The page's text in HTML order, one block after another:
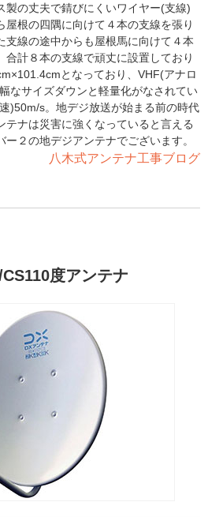
製の丈夫で錆びにくいワイヤー(支線)
屋根の四隅に向けて４本の支線を張り
支線の途中からも屋根馬に向けて４本
計８本の支線で頑丈に設置しており
となっており、VHF(アナロ
なサイズダウンと軽量化がなされてい
)50m/s。地デジ放送が始まる前の時代
テナは災害に強くなっていると言える
２の地デジアンテナでございます。
八木式アンテナ工事ブログ
度アンテナ